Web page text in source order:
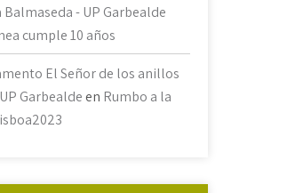
Balmaseda - UP Garbealde
cumple 10 años
El Señor de los anillos
Garbealdeen Rumbo a la